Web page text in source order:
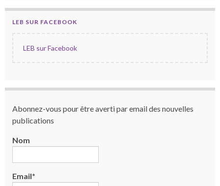
LEB SUR FACEBOOK
LEB sur Facebook
Abonnez-vous pour être averti par email des nouvelles
publications
Nom
Email*